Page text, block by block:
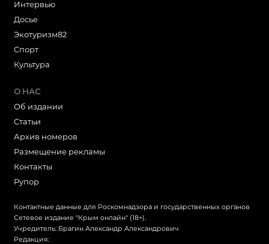
Интервью
Досье
Экотуризм82
Cпорт
Культура
О НАС
Об издании
Статьи
Архив номеров
Размещение рекламы
Контакты
Рупор
Контактные данные для Роскомнадзора и государственных органов
Сетевое издание "Крым онлайн" (18+).
Учредитель: Брагин Александр Александрович
Редакция: